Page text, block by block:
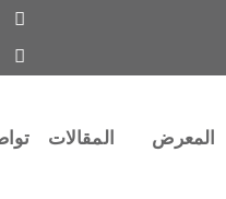
المعرض المقالات